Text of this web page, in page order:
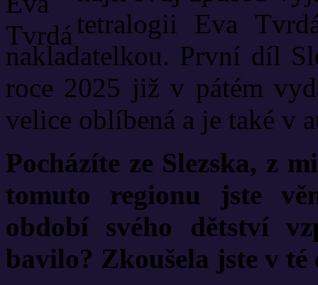
tetralogii Eva
nakladatelkou. První díl
roce 2025 již v pátém
velice oblíbená a je také v
Pocházíte ze Slezska, z
tomuto regionu jste
období svého dětství
bavilo? Zkoušela jste v té